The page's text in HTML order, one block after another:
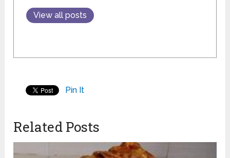
View all posts
Pin It
Related Posts